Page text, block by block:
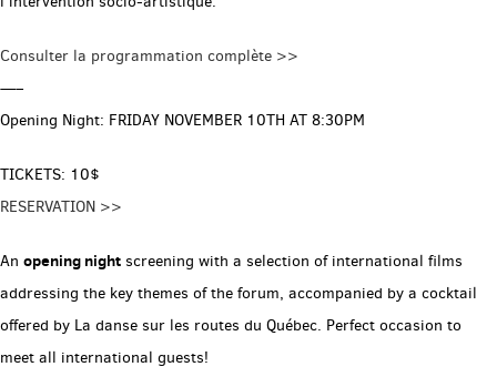
Consulter la programmation complète >>
—–
Opening Night: FRIDAY NOVEMBER 10TH AT 8:30PM
TICKETS: 10$
RESERVATION >>
An opening night screening with a selection of international films
addressing the key themes of the forum, accompanied by a cocktail
offered by La danse sur les routes du Québec. Perfect occasion to
meet all international guests!